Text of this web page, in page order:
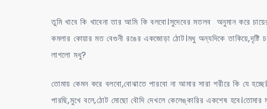
তুমি খাবে কি খাবেনা তার আমি কি বলবো।সুদেবের মতলব অনুমান করে
কমলার কোয়ার মত বেগুনী রঙের একজোড়া ঠোট।মধু অন্যদিকে তাকিয়ে,দৃষ্টি
লাগলো মধু?
তোমায় কেমন করে বলবো,বোঝাতে পারবো না আমার সারা শরীরে কি যে
পারছি,মুখে বলে,ঠোট মোছো বৌদি দেখলে কেলেঙ্কারির একশেষ